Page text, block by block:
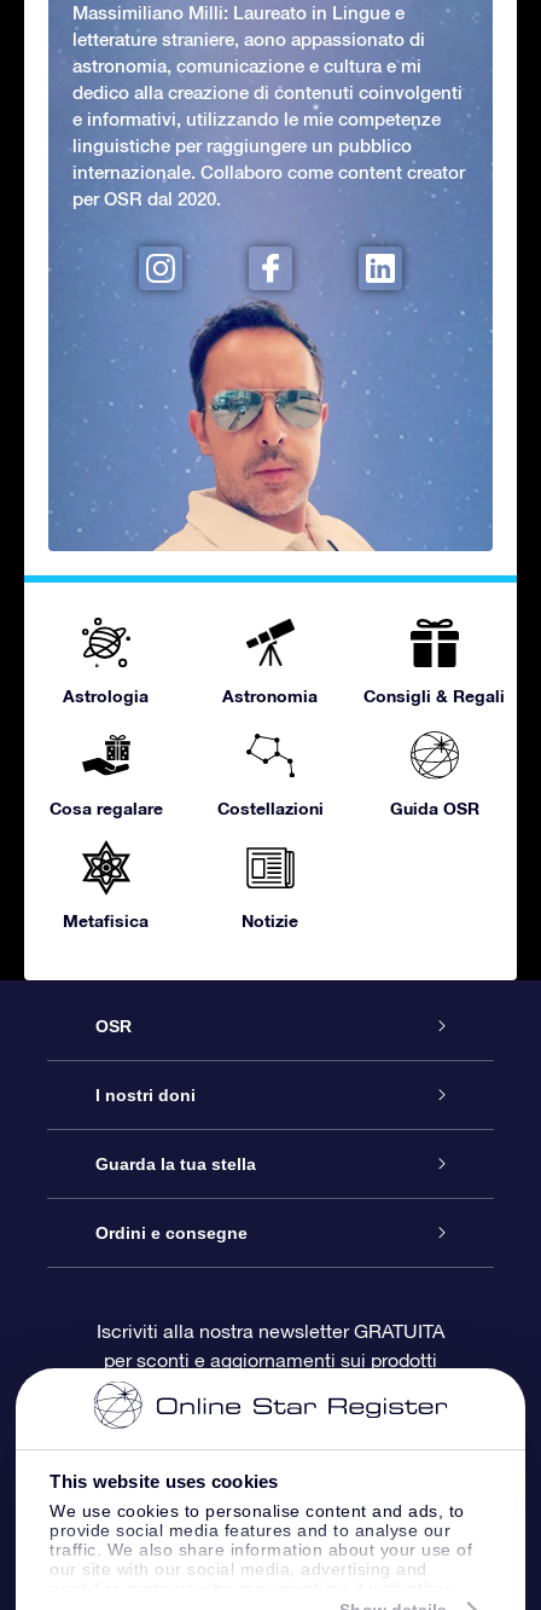
This website uses cookies
We use cookies to personalise content and ads, to
provide social media features and to analyse our
traffic. We also share information about your use of
our site with our social media, advertising and
Massimiliano Milli: Laureato in Lingue e
letterature straniere, aono appassionato di
astronomia, comunicazione e cultura e mi
dedico alla creazione di contenuti coinvolgenti
e informativi, utilizzando le mie competenze
linguistiche per raggiungere un pubblico
internazionale. Collaboro come content creator
per OSR dal 2020.
Astrologia Astronomia Consigli & Regali
Cosa regalare Costellazioni Guida OSR
Metafisica Notizie
OSR
Assistenza
Contattaci
Blog
OSR Recensioni
I nostri doni
Online Star Gift
Pacchetto regalo OSR
Gift Card OSR
Doni aziendali
Guarda la tua stella
Registro stellare
Star Page personalizzata
One Million Stars
OSR Starsaver
App VR ‘Fly me to the stars’
Ordini e consegne
Informazioni di Pagamento
Politica di reso
Costellazioni
Iscriviti alla nostra newsletter GRATUITA
per sconti e aggiornamenti sui prodotti